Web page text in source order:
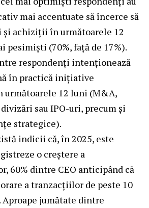
mai accentuate să încerce să
și achiziții în următoarele 12
pesimiști (70%, față de 17%).
respondenți intenționează
în practică inițiative
următoarele 12 luni (M&A,
sau IPO-uri, precum și
strategice).
indicii că, în 2025, este
o creștere a
60% dintre CEO anticipând că
a tranzacțiilor de peste 10
Aproape jumătate dintre